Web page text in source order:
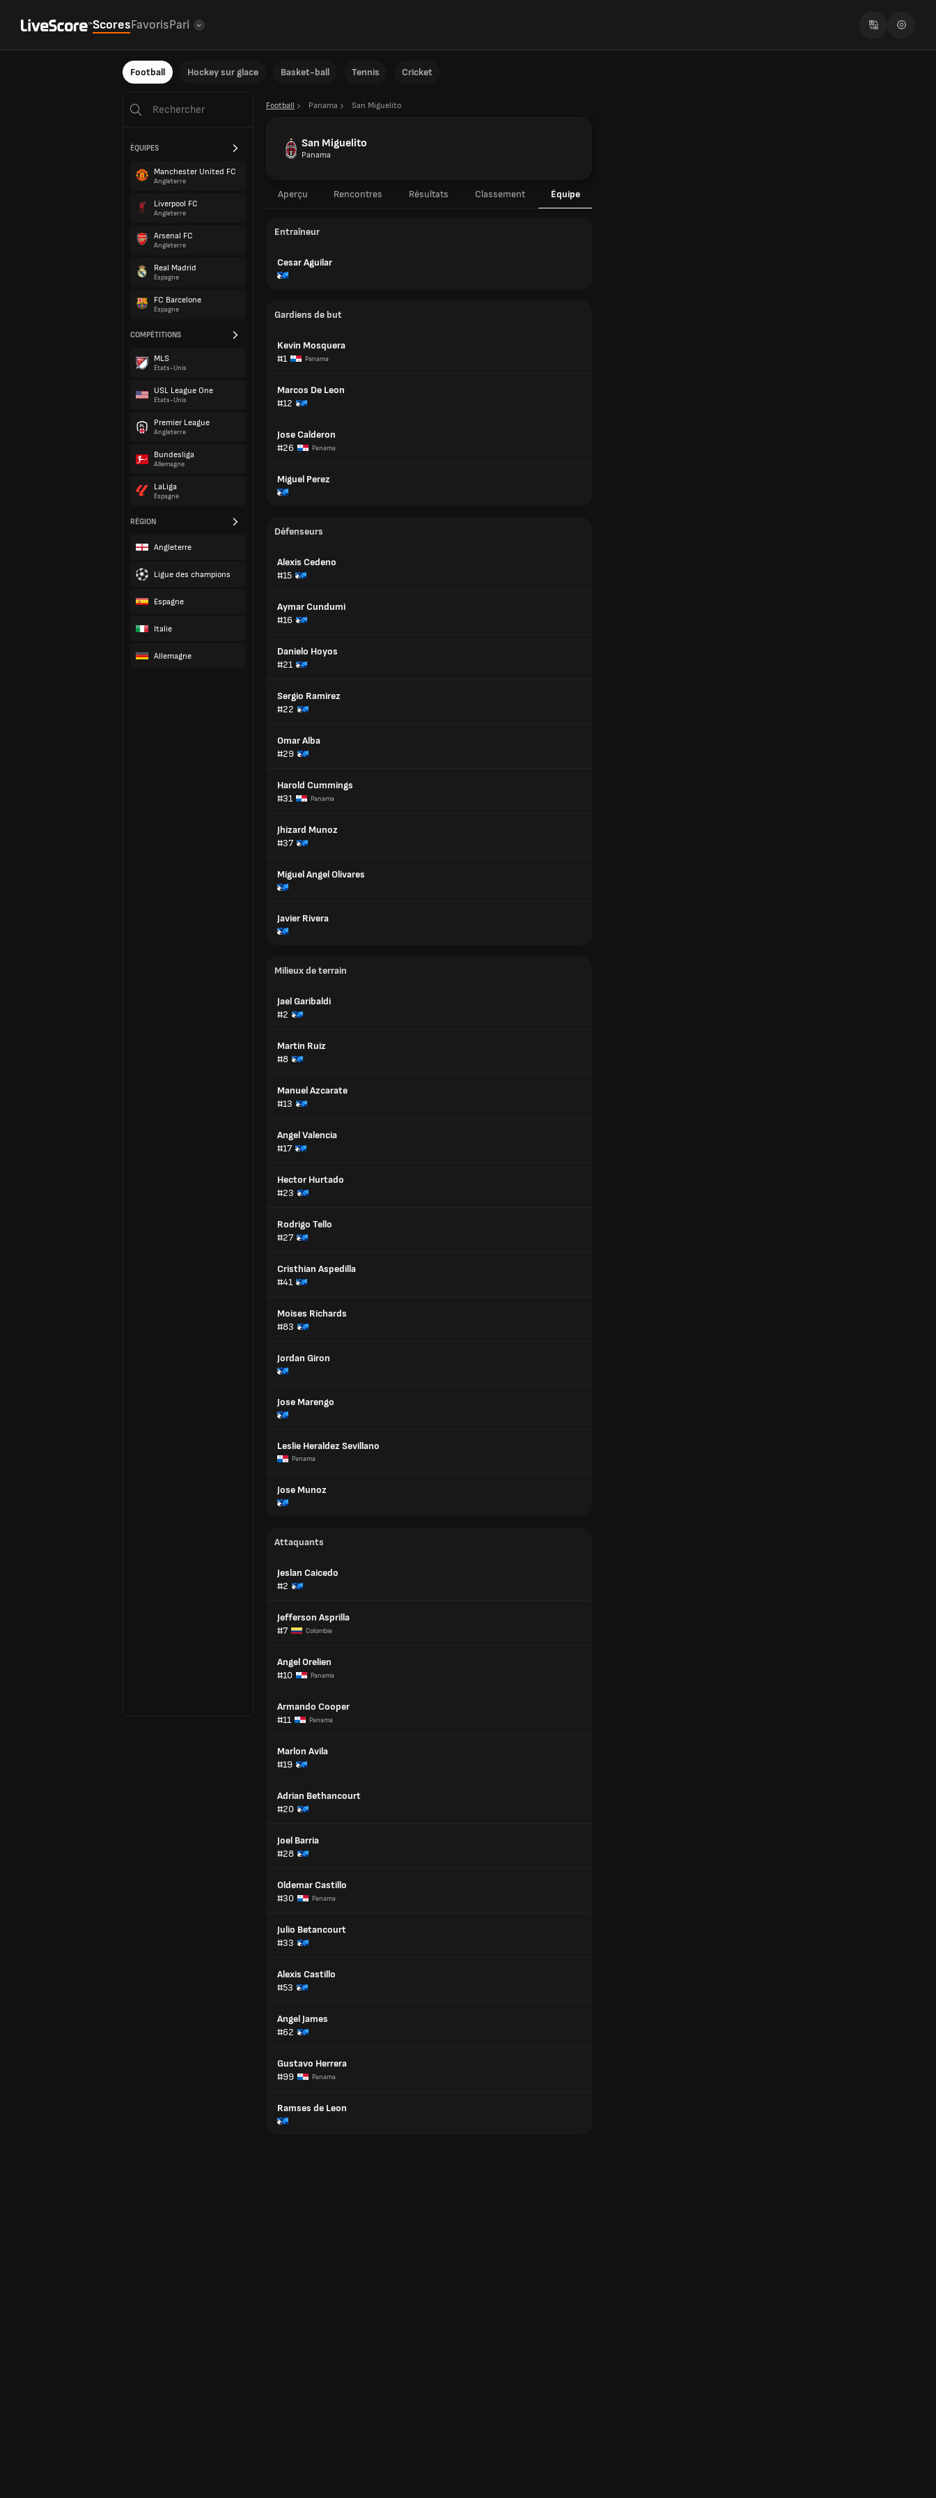
ScoresFavorisPari
Football Hockey sur glace Basket-ball Tennis Cricket
ÉQUIPES
Manchester United FC
Angleterre
Liverpool FC
Angleterre
Arsenal FC
Angleterre
Real Madrid
Espagne
FC Barcelone
Espagne
COMPÉTITIONS
MLS
États-Unis
USL League One
États-Unis
Premier League
Angleterre
Bundesliga
Allemagne
LaLiga
Espagne
RÉGION
Angleterre
Ligue des champions
Espagne
Italie
Allemagne
Football Panama San Miguelito
San Miguelito
Panama
Aperçu Rencontres Résultats Classement Équipe
Entraîneur
Cesar Aguilar
Gardiens de but
Kevin Mosquera
#1
Panama
Marcos De Leon
#12
Jose Calderon
#26
Panama
Miguel Perez
Défenseurs
Alexis Cedeno
#15
Aymar Cundumi
#16
Danielo Hoyos
#21
Sergio Ramirez
#22
Omar Alba
#29
Harold Cummings
#31
Panama
Jhizard Munoz
#37
Miguel Angel Olivares
Javier Rivera
Milieux de terrain
Jael Garibaldi
#2
Martin Ruiz
#8
Manuel Azcarate
#13
Angel Valencia
#17
Hector Hurtado
#23
Rodrigo Tello
#27
Cristhian Aspedilla
#41
Moises Richards
#83
Jordan Giron
Jose Marengo
Leslie Heraldez Sevillano
Panama
Jose Munoz
Attaquants
Jeslan Caicedo
#2
Jefferson Asprilla
#7
Colombie
Angel Orelien
#10
Panama
Armando Cooper
#11
Panama
Marlon Avila
#19
Adrian Bethancourt
#20
Joel Barria
#28
Oldemar Castillo
#30
Panama
Julio Betancourt
#33
Alexis Castillo
#53
Angel James
#62
Gustavo Herrera
#99
Panama
Ramses de Leon